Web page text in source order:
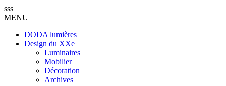
sss
MENU
DODA lumières
Design du XXe
Luminaires
Mobilier
Décoration
Archives